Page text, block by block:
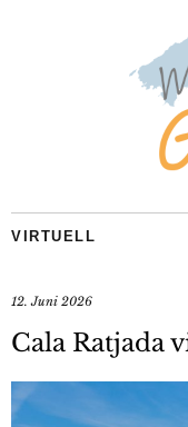
VIRTUELL
12. Juni 2026
Cala Ratjada